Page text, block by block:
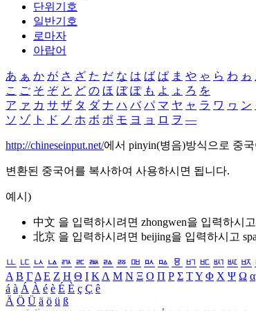
단위기호
일반기호
로마자
아랍어
あ ぁ か が さ ざ た だ な は ば ぱ ま や ゃ ら わ ゎ
こ ご そ ぞ と ど の ほ ぼ ぽ も よ ょ ろ を
ア ァ カ サ ザ タ ダ ナ ハ バ パ マ ヤ ャ ラ ワ ヮ ン
ソ ゾ ト ド ノ ホ ボ ポ モ ヨ ョ ロ ヲ ―
http://chineseinput.net/에서 pinyin(병음)방식으로 중
변환된 중국어를 복사하여 사용하시면 됩니다.
예시)
中文 을 입력하시려면 zhongwen을 입력하시
北京 을 입력하시려면 beijing을 입력하시고
ㅥ ㅦ ㅧ ㅨ ㅩ ㅪ ㅫ ㅬ ㅭ ㅮ ㅯ ㅰ ㅱ ㅲ ㅳ ㅴ ㅵ ㅶ
Α Β ΓΔ Ε Ζ Η Θ Ι ΚΛ Μ Ν Ξ Ο Π Ρ Σ ΤΥ Φ Χ Ψ Ω α
á à Á À é è É È ç Ç ê
Ä Ö Ü ä ö ü ß